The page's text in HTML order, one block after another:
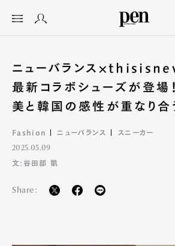
ニューバランス
最新コラボシューズが登場
美と韓国の感性が重なり合
Fashion ニューバランス スニーカー
2025.05.09
文:谷田部 凱
Share: